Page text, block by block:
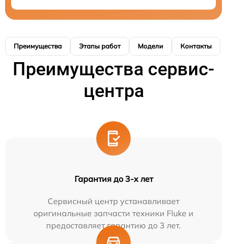
Преимущества Этапы работ Модели Контакты
Преимущества сервис-
центра
Гарантия до 3-х лет
Сервисный центр устанавливает
оригинальные запчасти техники Fluke и
предоставляет гарантию до 3 лет.